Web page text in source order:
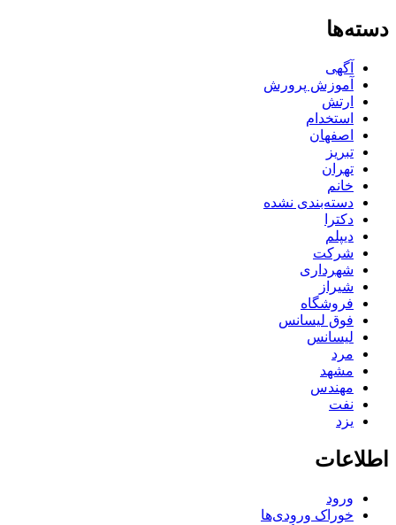
دسته‌ها
آگهی
آموزش پرورش
ارتش
استخدام
اصفهان
تبریز
تهران
خانم
دسته‌بندی نشده
دکترا
دیپلم
شرکت
شهرداری
شیراز
فروشگاه
فوق لیسانس
لیسانس
مرد
مشهد
مهندس
نفت
یزد
اطلاعات
ورود
خوراک ورودی‌ها